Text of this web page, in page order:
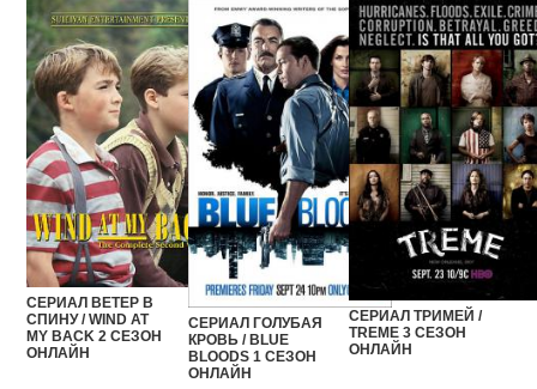
СЕРИАЛ ВЕТЕР В
СПИНУ / WIND AT
MY BACK 2 СЕЗОН
ОНЛАЙН
СЕРИАЛ ГОЛУБАЯ
КРОВЬ / BLUE
BLOODS 1 СЕЗОН
ОНЛАЙН
СЕРИАЛ ТРИМЕЙ /
TREME 3 СЕЗОН
ОНЛАЙН